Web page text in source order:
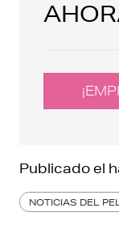
Publicado el
NOTICIAS DEL